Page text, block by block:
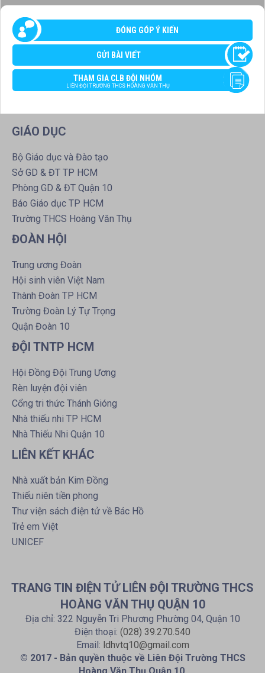
ĐÓNG GÓP Ý KIẾN
GỬI BÀI VIẾT
THAM GIA CLB ĐỘI NHÓM
LIÊN ĐỘI TRƯỜNG THCS HOÀNG VĂN THỤ
GIÁO DỤC
Bộ Giáo dục và Đào tạo
Sở GD & ĐT TP HCM
Phòng GD & ĐT Quận 10
Báo Giáo dục TP HCM
Trường THCS Hoàng Văn Thụ
ĐOÀN HỘI
Trung ương Đoàn
Hội sinh viên Việt Nam
Thành Đoàn TP HCM
Trường Đoàn Lý Tự Trọng
Quận Đoàn 10
ĐỘI TNTP HCM
Hội Đồng Đội Trung Ương
Rèn luyện đội viên
Cổng tri thức Thánh Gióng
Nhà thiếu nhi TP HCM
Nhà Thiếu Nhi Quận 10
LIÊN KẾT KHÁC
Nhà xuất bản Kim Đồng
Thiếu niên tiền phong
Thư viện sách điện tử về Bác Hồ
Trẻ em Việt
UNICEF
TRANG TIN ĐIỆN TỬ LIÊN ĐỘI TRƯỜNG THCS
HOÀNG VĂN THỤ QUẬN 10
Địa chỉ: 322 Nguyễn Tri Phương Phường 04, Quận 10
Điện thoại: (028) 39.270.540
Email: ldhvtq10@gmail.com
© 2017 - Bản quyền thuộc về Liên Đội Trường THCS
Hoàng Văn Thụ Quận 10.